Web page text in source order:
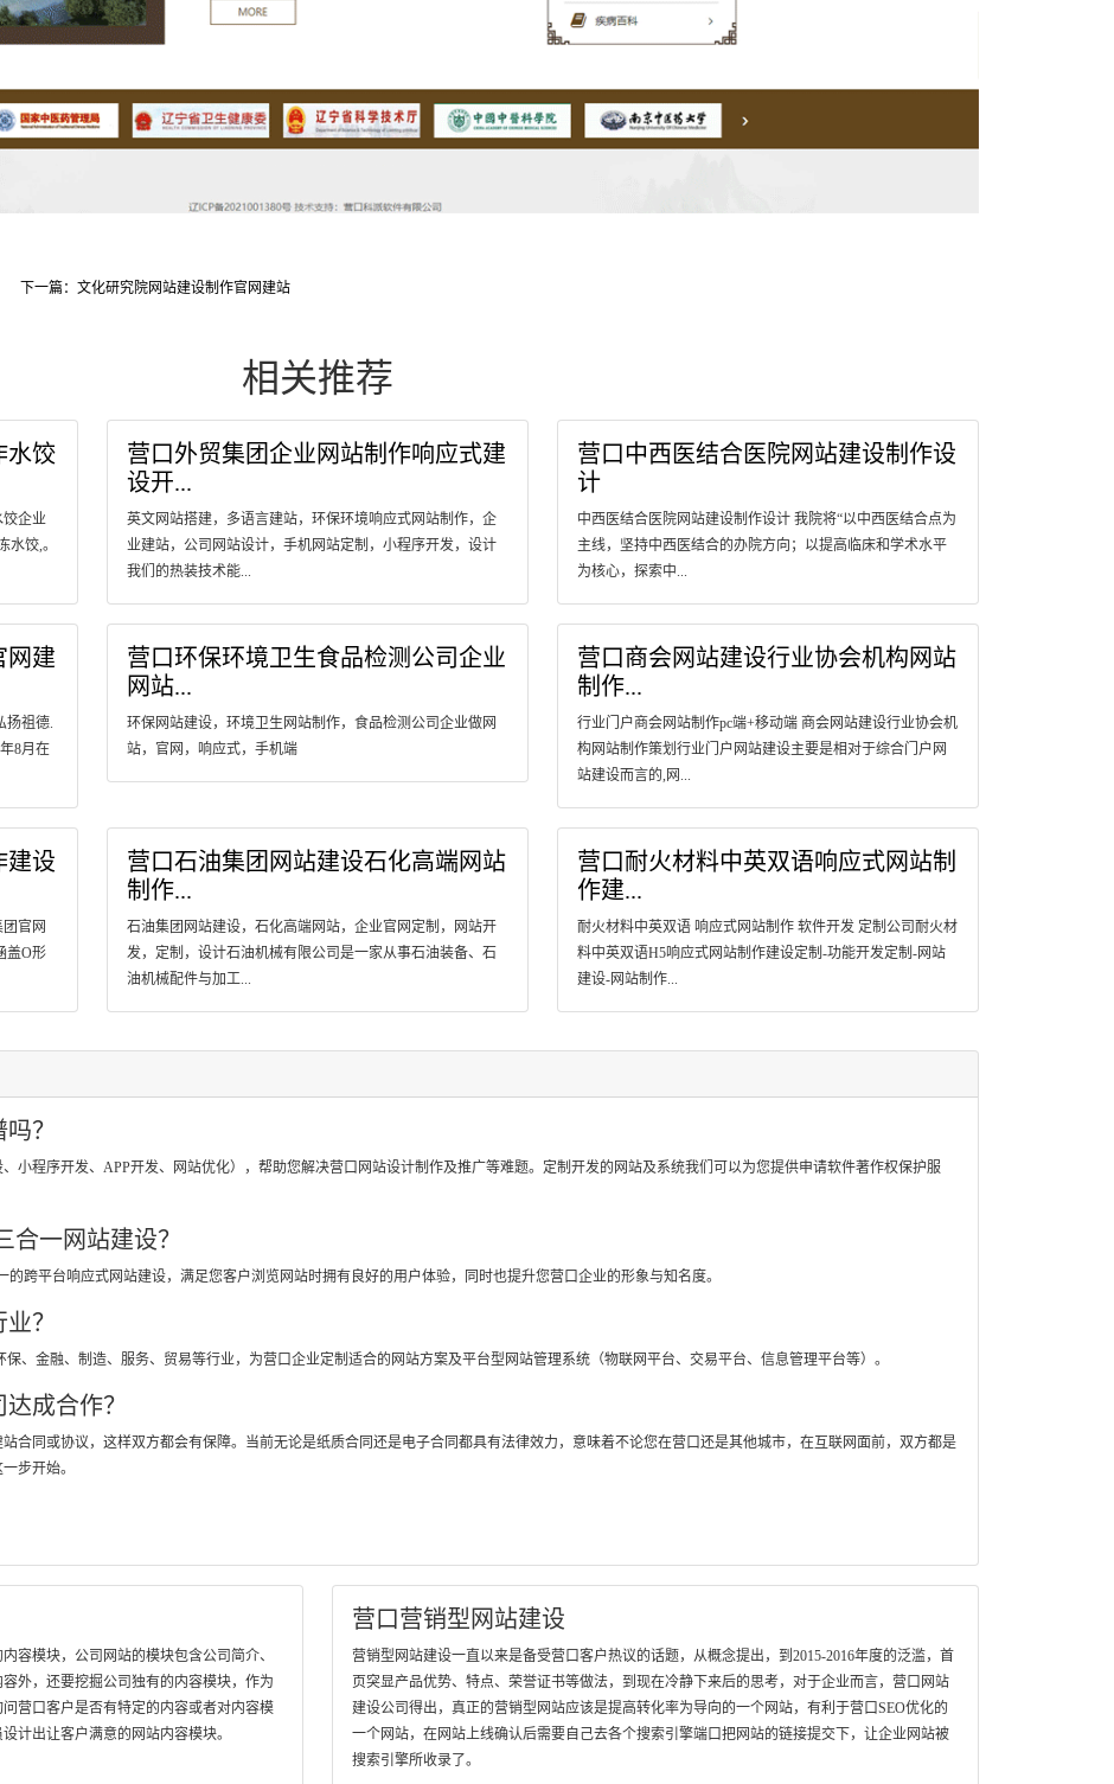
下一篇：文化研究院网站建设制作官网建站
相关推荐
水饺
饺企业
饺,。
营口外贸集团企业网站制作响应式建
设开...
英文网站搭建，多语言建站，环保环境响应式网站制作，企
业建站，公司网站设计，手机网站定制，小程序开发，设计
我们的热装技术能...
营口中西医结合医院网站建设制作设
计
中西医结合医院网站建设制作设计 我院将“以中西医结合点为
主线，坚持中西医结合的办院方向；以提高临床和学术水平
为核心，探索中...
网建
扬祖德.
8月在
营口环保环境卫生食品检测公司企业
网站...
环保网站建设，环境卫生网站制作，食品检测公司企业做网
站，官网，响应式，手机端
营口商会网站建设行业协会机构网站
制作...
行业门户商会网站制作pc端+移动端 商会网站建设行业协会机
构网站制作策划行业门户网站建设主要是相对于综合门户网
站建设而言的,网...
建设
官网
盖O形
营口石油集团网站建设石化高端网站
制作...
石油集团网站建设，石化高端网站，企业官网定制，网站开
发，定制，设计石油机械有限公司是一家从事石油装备、石
油机械配件与加工...
营口耐火材料中英双语响应式网站制
作建...
耐火材料中英双语 响应式网站制作 软件开发 定制公司耐火材
料中英双语H5响应式网站制作建设定制-功能开发定制-网站
建设-网站制作...
？
小程序开发、APP开发、网站优化），帮助您解决营口网站设计制作及推广等难题。定制开发的网站及系统我们可以为您提供申请软件著作权保护服
一网站建设？
跨平台响应式网站建设，满足您客户浏览网站时拥有良好的用户体验，同时也提升您营口企业的形象与知名度。
？
、金融、制造、服务、贸易等行业，为营口企业定制适合的网站方案及平台型网站管理系统（物联网平台、交易平台、信息管理平台等）。
成合作？
合同或协议，这样双方都会有保障。当前无论是纸质合同还是电子合同都具有法律效力，意味着不论您在营口还是其他城市，在互联网面前，双方都是
步开始。
容模块，公司网站的模块包含公司简介、
外，还要挖掘公司独有的内容模块，作为
营口客户是否有特定的内容或者对内容模
计出让客户满意的网站内容模块。
营口营销型网站建设
营销型网站建设一直以来是备受营口客户热议的话题，从概念提出，到2015-2016年度的泛滥，首
页突显产品优势、特点、荣誉证书等做法，到现在冷静下来后的思考，对于企业而言，营口网站
建设公司得出，真正的营销型网站应该是提高转化率为导向的一个网站，有利于营口SEO优化的
一个网站，在网站上线确认后需要自己去各个搜索引擎端口把网站的链接提交下，让企业网站被
搜索引擎所收录了。